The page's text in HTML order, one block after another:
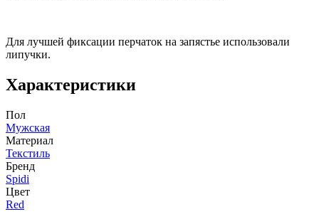
Для лучшей фиксации перчаток на запястье использовали
липучки.
Характеристики
Пол
Мужская
Материал
Текстиль
Бренд
Spidi
Цвет
Red